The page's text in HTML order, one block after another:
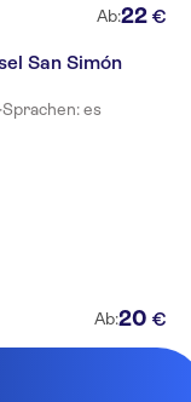
Ab:22 €
San Simón
·Sprachen: es
Ab:20 €